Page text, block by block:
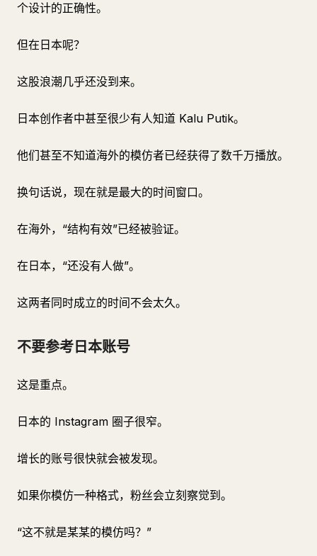
个设计的正确性。
但在日本呢？
这股浪潮几乎还没到来。
日本创作者中甚至很少有人知道 Kalu Putik。
他们甚至不知道海外的模仿者已经获得了数千万播放。
换句话说，现在就是最大的时间窗口。
在海外，“结构有效”已经被验证。
在日本，“还没有人做”。
这两者同时成立的时间不会太久。
不要参考日本账号
这是重点。
日本的 Instagram 圈子很窄。
增长的账号很快就会被发现。
如果你模仿一种格式，粉丝会立刻察觉到。
“这不就是某某的模仿吗？”